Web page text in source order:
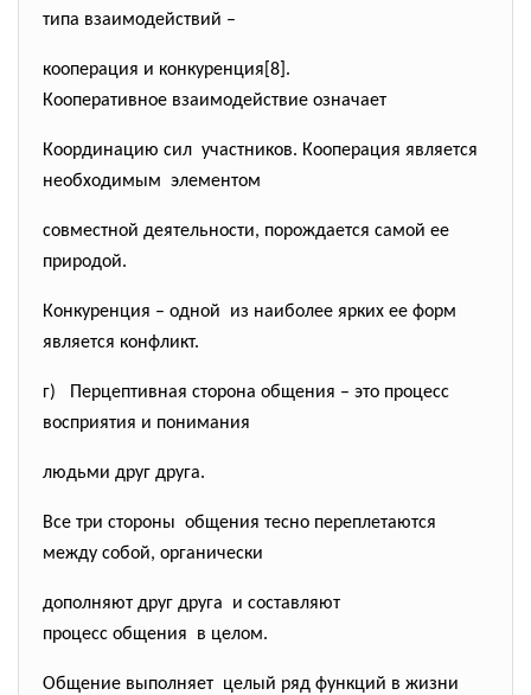
типа взаимодействий –
кооперация и конкуренция[8].
Кооперативное взаимодействие означает
Координацию сил участников. Кооперация является
необходимым элементом
совместной деятельности, порождается самой ее
природой.
Конкуренция – одной из наиболее ярких ее форм
является конфликт.
г) Перцептивная сторона общения – это процесс
восприятия и понимания
людьми друг друга.
Все три стороны общения тесно переплетаются
между собой, органически
дополняют друг друга и составляют
процесс общения в целом.
Общение выполняет целый ряд функций в жизни